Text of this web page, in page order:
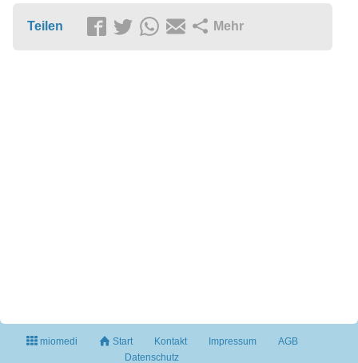
Teilen Mehr
miomedi Start Kontakt Impressum
AGB
Datenschutz